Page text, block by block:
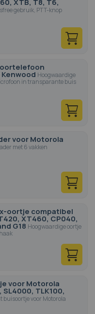
XTB, T8, T6,
gebruik, PTT-knop
Hoogwaardige
in transparante buis
voor Motorola
met 6 vakken
oortje compatibel
XT460, CP040,
G18 Hoogwaardige oortje
voor Motorola
SL4000, TLK100,
buisoortje voor Motorola